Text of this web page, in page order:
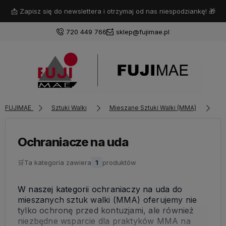
📩 Zapisz się do newslettera i otrzymaj od nas niespodziankę! 🎁
720 449 766 sklep@fujimae.pl
Załóż konto
z poprzedniej sesji.
FUJIMAE Sztuki Walki Mieszane Sztuki Walki (MMA)
Ochraniacze na uda
🛒Ta kategoria zawiera 1 produktów
W naszej kategorii ochraniaczy na uda do
mieszanych sztuk walki (MMA) oferujemy nie
tylko ochronę przed kontuzjami, ale również
niezbędne wsparcie dla praktyków MMA na